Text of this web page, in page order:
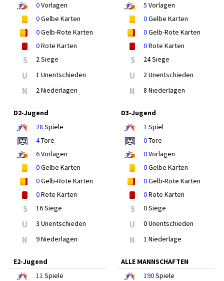
0Vorlagen
0Gelbe Karten
0Gelb-Rote Karten
0Rote Karten
S 2 Siege
U 1 Unentschieden
N 2 Niederlagen
5 Vorlagen
0Gelbe Karten
0Gelb-Rote Karten
0Rote Karten
S 24 Siege
U 2 Unentschieden
N 8 Niederlagen
D2-Jugend
28 Spiele
4Tore
6Vorlagen
0Gelbe Karten
0Gelb-Rote Karten
0Rote Karten
S 16 Siege
U 3 Unentschieden
N 9 Niederlagen
D3-Jugend
1 Spiel
0Tore
0Vorlagen
0Gelbe Karten
0Gelb-Rote Karten
0Rote Karten
S 0 Siege
U 0 Unentschieden
N 1 Niederlage
E2-Jugend
11 Spiele
ALLE MANNSCHAFTEN
190Spiele